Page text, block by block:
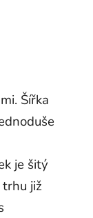
Šířka
je šitý
již